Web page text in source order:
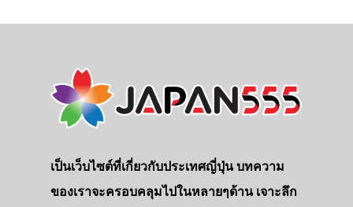
เป็นเว็บไซต์ที่เกี่ยวกับประเทศญี่ปุ่น บทความ
ของเราจะครอบคลุมไปในหลายๆด้าน เจาะลึก